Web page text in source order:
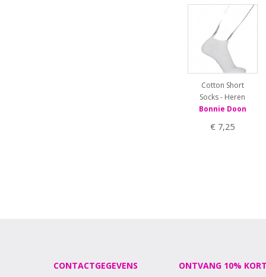
Cotton Short
Socks - Heren
Bonnie Doon
€ 7,25
CONTACTGEGEVENS ONTVANG 10%